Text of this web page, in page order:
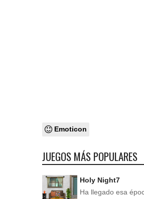
Emoticon
JUEGOS MÁS POPULARES
Holy Night7
Ha llegado esa